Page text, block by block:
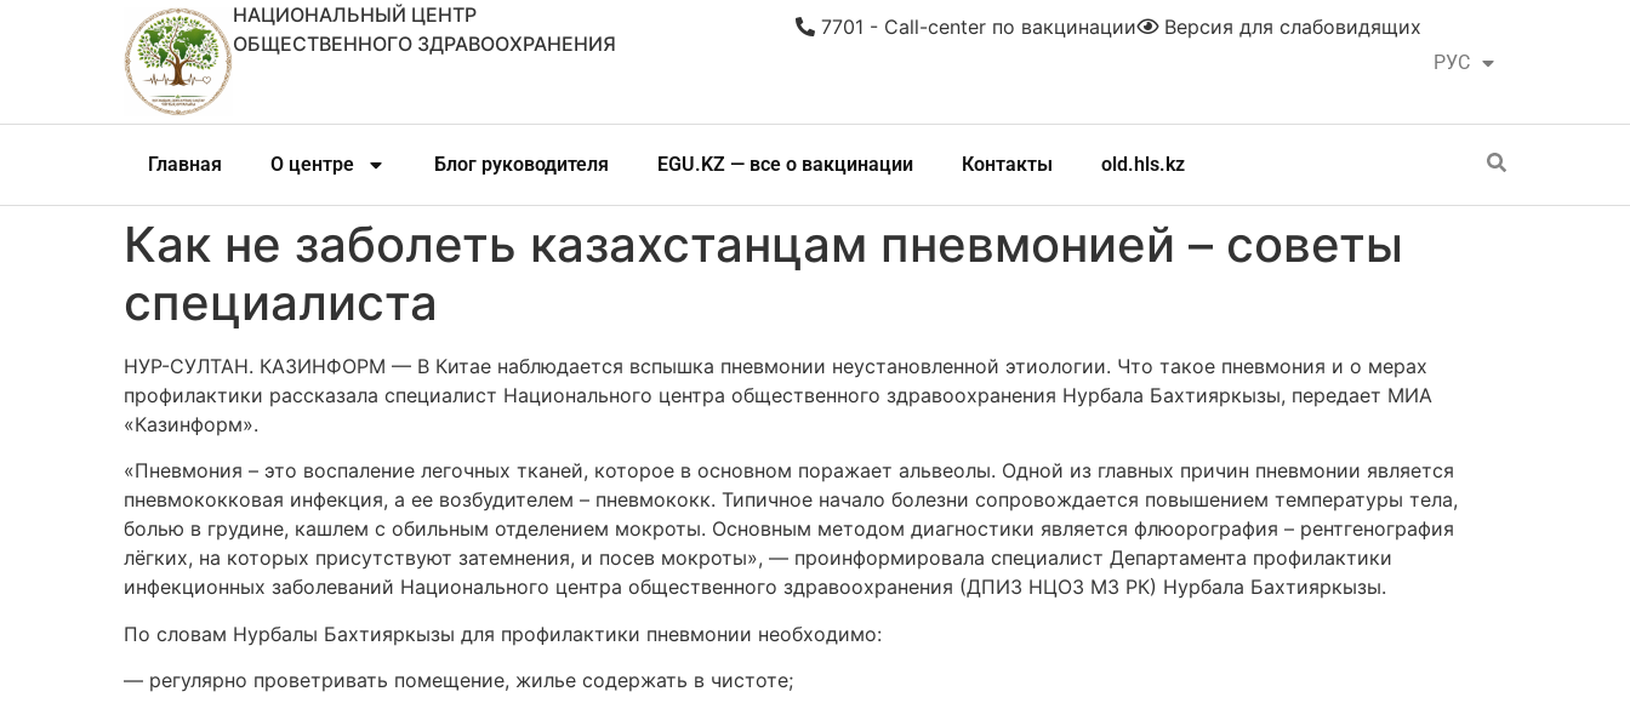
НАЦИОНАЛЬНЫЙ ЦЕНТР
ОБЩЕСТВЕННОГО ЗДРАВООХРАНЕНИЯ
РУС
ҚАЗ
Версия для слабовидящих
7701 - Call-center по вакцинации
Главная О центре Блог руководителя EGU.KZ — все о вакцинации Контакты old.hls.kz
Как не заболеть казахстанцам пневмонией – советы
специалиста
НУР-СУЛТАН. КАЗИНФОРМ — В Китае наблюдается вспышка пневмонии неустановленной этиологии. Что такое пневмония и о мерах
профилактики рассказала специалист Национального центра общественного здравоохранения Нурбала Бахтияркызы, передает МИА
«Казинформ».
«Пневмония – это воспаление легочных тканей, которое в основном поражает альвеолы. Одной из главных причин пневмонии является
пневмококковая инфекция, а ее возбудителем – пневмококк. Типичное начало болезни сопровождается повышением температуры тела,
болью в грудине, кашлем с обильным отделением мокроты. Основным методом диагностики является флюорография – рентгенография
лёгких, на которых присутствуют затемнения, и посев мокроты», — проинформировала специалист Департамента профилактики
инфекционных заболеваний Национального центра общественного здравоохранения (ДПИЗ НЦОЗ МЗ РК) Нурбала Бахтияркызы.
По словам Нурбалы Бахтияркызы для профилактики пневмонии необходимо:
— регулярно проветривать помещение, жилье содержать в чистоте;